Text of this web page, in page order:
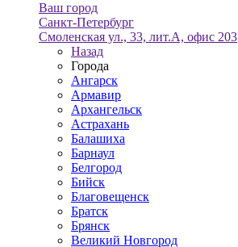
Ваш город
Санкт-Петербург
Смоленская ул., 33, лит.А, офис 203
Назад
Города
Ангарск
Армавир
Архангельск
Астрахань
Балашиха
Барнаул
Белгород
Бийск
Благовещенск
Братск
Брянск
Великий Новгород